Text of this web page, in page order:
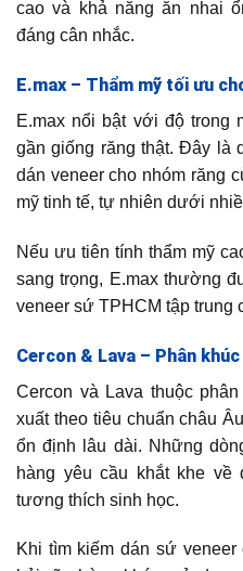
cao và khả năng ăn nhai
đáng cân nhắc.
E.max – Thẩm mỹ tối ưu
E.max nổi bật với độ trong
gần giống răng thật. Đây là
dán veneer cho nhóm răng
mỹ tinh tế, tự nhiên dưới
Nếu ưu tiên tính thẩm mỹ
sang trọng, E.max thường
veneer sứ TPHCM tập trung
Cercon & Lava – Phân
Cercon và Lava thuộc
xuất theo tiêu chuẩn châu
ổn định lâu dài. Những
hàng yêu cầu khắt khe
tương thích sinh học.
Khi tìm kiếm dán sứ